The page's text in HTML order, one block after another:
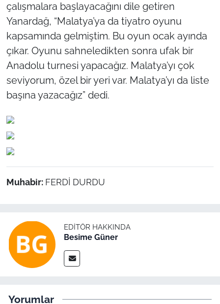
çalışmalara başlayacağını dile getiren
Yanardağ, “Malatya’ya da tiyatro oyunu
kapsamında gelmiştim. Bu oyun ocak ayında
çıkar. Oyunu sahneledikten sonra ufak bir
Anadolu turnesi yapacağız. Malatya’yı çok
seviyorum, özel bir yeri var. Malatya’yı da liste
başına yazacağız” dedi.
Muhabir: FERDİ DURDU
EDITÖR HAKKINDA
Besime Güner
Yorumlar